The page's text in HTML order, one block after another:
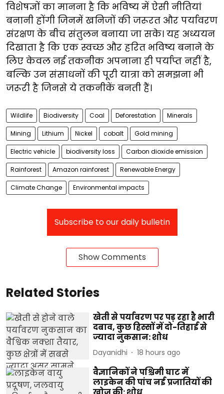
विशेषज्ञों का मानना है कि भविष्य में ऐसी नीतियां
बनानी होंगी जिनमें खनिजों की जरूरत और पर्यावरण
संरक्षण के बीच संतुलन बनाया जा सके। यह अध्ययन
दिखाता है कि एक स्वच्छ और हरित भविष्य बनाने के
लिए केवल नई तकनीक अपनाना ही पर्याप्त नहीं है,
बल्कि उन संसाधनों की पूरी यात्रा को समझना भी
जरूरी है जिनसे ये तकनीकें बनती हैं।
Wildlife Biodiversity Coal Deforestation Minerals
Mining Lithium Nickel cobalt Gold mining
Electric vehicle biodiversity loss Carbon dioxide emission
Rainforest Amazon rainforest Renewable Energy
Climate Change Environmental impacts
Subscribe to our daily bulletin
Show Comments
Related Stories
खेती से पर्यावरण पर पड़ रहा है भारी
दबाव, कुछ हिस्सों में दो-तिहाई से
ज्यादा नुकसान: शोध
Dayanidhi 18 hours ago
वैज्ञानिकों ने पश्चिमी घाट में
लाइकेन की पांच नई प्रजातियों की